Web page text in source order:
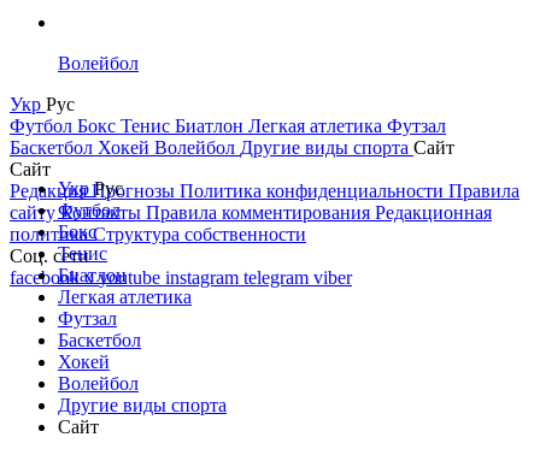
Волейбол
Укр Рус
Футбол Бокс Тенис Биатлон Легкая атлетика Футзал
Баскетбол Хокей Волейбол Другие виды спорта Сайт
Сайт
РедакцияПрогнозы Политика конфиденциальности Правила
сайтуКонтакты Правила комментирования Редакционная
политикаСтруктура собственности
Соц. сети
facebookxyoutube instagram telegram viber
УкрРус
Футбол
Бокс
Тенис
Биатлон
Легкая атлетика
Футзал
Баскетбол
Хокей
Волейбол
Другие виды спорта
Сайт